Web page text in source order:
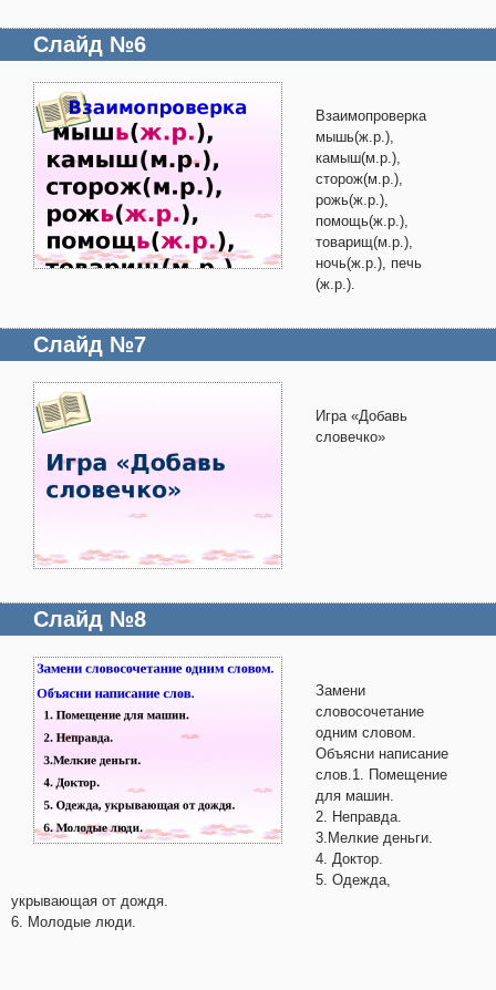
Слайд №6
Взаимопроверка
мышь(ж.р.),
камыш(м.р.),
сторож(м.р.),
рожь(ж.р.),
помощь(ж.р.),
товарищ(м.р.),
ночь(ж.р.), печь
(ж.р.).
Слайд №7
Игра «Добавь
словечко»
Слайд №8
Замени
словосочетание
одним словом.
Объясни написание
слов.1. Помещение
для машин.
2. Неправда.
3.Мелкие деньги.
4. Доктор.
5. Одежда,
укрывающая от дождя.
6. Молодые люди.